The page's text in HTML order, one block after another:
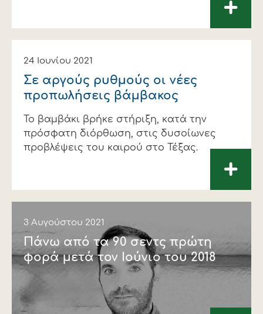
+
24 Ιουνίου 2021
Σε αργούς ρυθµούς οι νέες
προπωλήσεις βάµβακος
Το βαµβάκι βρήκε στήριξη, κατά την
πρόσφατη διόρθωση, στις δυσοίωνες
προβλέψεις του καιρού στο Τέξας.
+
3 Αυγούστου 2021
Πάνω από τα 90 σεντς πρώτη
φορά µετά τον Ιούνιο του 2018